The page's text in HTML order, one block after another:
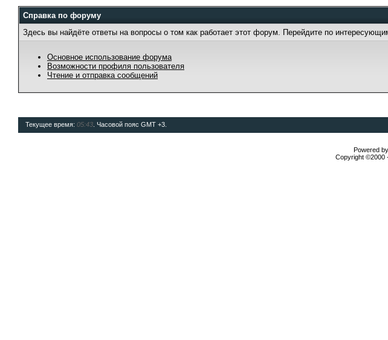
Справка по форуму
Здесь вы найдёте ответы на вопросы о том как работает этот форум. Перейдите по
Основное использование форума
Возможности профиля пользователя
Чтение и отправка сообщений
Текущее время: 05:43 . Часовой пояс GMT +3.
Powered
Copyright ©2000